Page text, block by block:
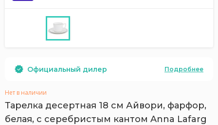
Официальный дилер Подробнее
Нет в наличии
Тарелка десертная 18 см Айвори, фарфор,
белая, с серебристым кантом Anna Lafarg